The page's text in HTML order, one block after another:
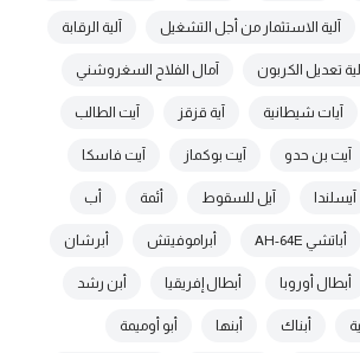
آلية الاستثمار من أجل التشغيل آلية الرقابة
آلية تعديل الكربون آمال الفلاح السغروشني
آيات شيطانية آية قزقز آيت الطالب
آيت بن حدو آيت بوكماز آيت فاسكا
آيسلندا آيل للسقوط أئمة أب
أباتشي AH-64E أبراموفيتش أبرشان
أبطال أوروبا أبطال إفريقيا أبن رشد
أبناك أبنها أبو أوميمة